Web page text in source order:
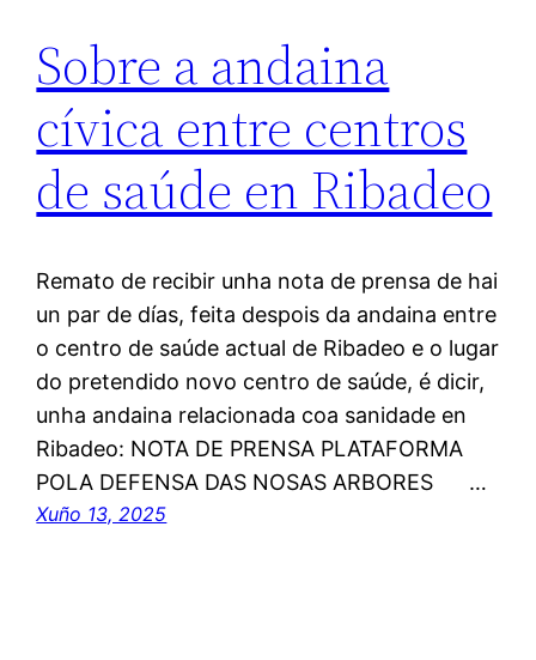
Sobre a andaina
cívica entre centros
de saúde en Ribadeo
Remato de recibir unha nota de prensa de hai
un par de días, feita despois da andaina entre
o centro de saúde actual de Ribadeo e o lugar
do pretendido novo centro de saúde, é dicir,
unha andaina relacionada coa sanidade en
Ribadeo: NOTA DE PRENSA PLATAFORMA
POLA DEFENSA DAS NOSAS ARBORES …
Xuño 13, 2025